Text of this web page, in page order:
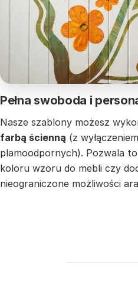
Pełna swoboda i
Nasze szablony możesz
farbą ścienną (z
plamoodpornych). Pozwala
koloru wzoru do mebli czy
nieograniczone możliwości